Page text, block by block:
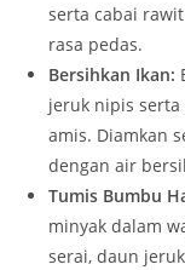
serta cabai
rasa pedas.
Bersihkan Ikan:
jeruk nipis
amis. Diamkan
dengan air
Tumis Bumbu
minyak dalam
serai, daun